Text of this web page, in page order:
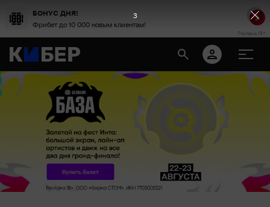
БОНУС ДНЯ!
Фрибет до 10 000 новым клиентам!
Реклама 18+
2